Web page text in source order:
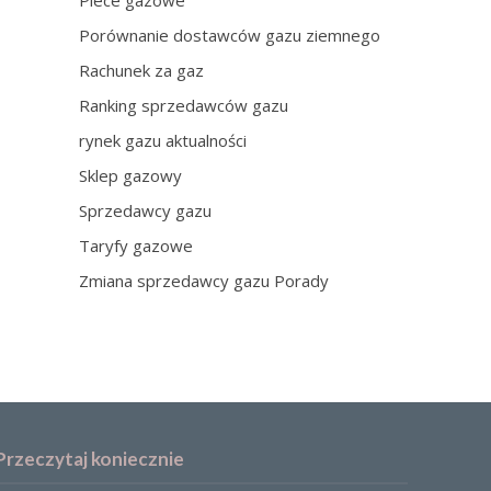
Porównanie dostawców gazu ziemnego
Rachunek za gaz
Ranking sprzedawców gazu
rynek gazu aktualności
Sklep gazowy
Sprzedawcy gazu
Taryfy gazowe
Zmiana sprzedawcy gazu Porady
koniecznie